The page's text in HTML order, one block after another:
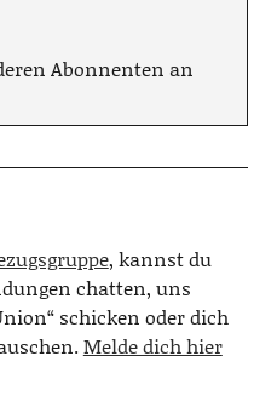
Abonnenten an
, kannst du
chatten, uns
schicken oder dich
Melde dich hier